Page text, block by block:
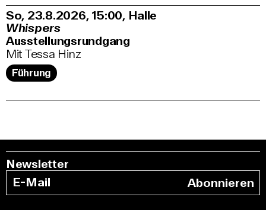
So, 23.8.2026 15:00, Halle
Whispers
Ausstellungsrundgang
Mit Tessa Hinz
Führung
Newsletter
Abonnieren